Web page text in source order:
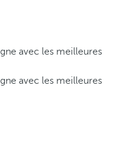
avec les meilleures
avec les meilleures